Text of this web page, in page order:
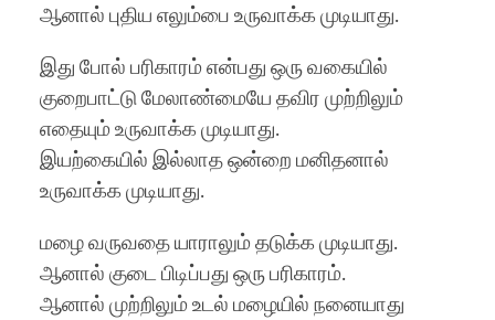
ஆனால் புதிய எலும்பை உருவாக்க முடியாது.
இது போல் பரிகாரம் என்பது ஒரு வகையில்
குறைபாட்டு மேலாண்மையே தவிர முற்றிலும்
எதையும் உருவாக்க முடியாது.
இயற்கையில் இல்லாத ஒன்றை மனிதனால்
உருவாக்க முடியாது.
மழை வருவதை யாராலும் தடுக்க முடியாது.
ஆனால் குடை பிடிப்பது ஒரு பரிகாரம்.
ஆனால் முற்றிலும் உடல் மழையில் நனையாது